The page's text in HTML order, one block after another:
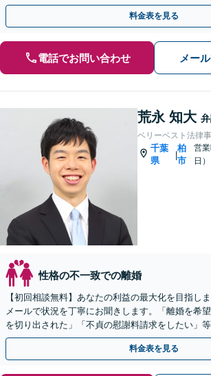
アップ」新しい人生を歩むお手伝いをします
料金表を見る
電話でお問い合わせ メー
荒永 知大
ベリーベスト法律
千葉
県
|
柏
市
営
日）
性格の不一致での離婚
【初回相談無料】あなたの利益の最大化を目指し
メールで状況を丁寧にお聞きします。「離婚を希
を切り出された」「不貞の慰謝料請求をしたい」
【リーズナブルな料金設定】
料金表を見る